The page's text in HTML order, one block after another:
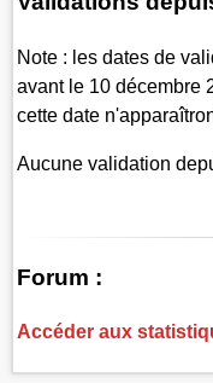
Note : les dates de
avant le 10 décembre
cette date
Aucune validation
Forum :
Accéder aux